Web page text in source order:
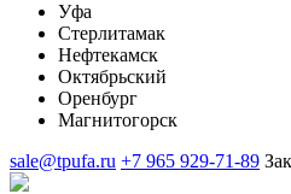
Уфа
Стерлитамак
Нефтекамск
Октябрьский
Оренбург
Магнитогорск
sale@tpufa.ru +7 965 929-71-89